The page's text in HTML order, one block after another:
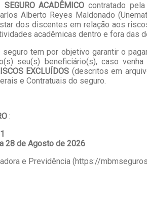
SEGURO ACADÊMICO contratado
Alberto Reyes Maldonado
dos discentes em relação aos
acadêmicas dentro e fora das
seguro tem por objetivo garantir o
seu(s) beneficiário(s), caso
EXCLUÍDOS (descritos em
e Contratuais do seguro.
:
28 de Agosto de 2026
e Previdência (https://